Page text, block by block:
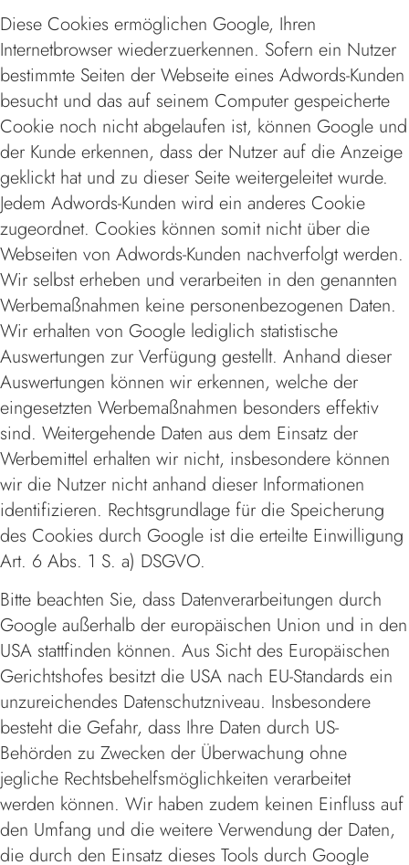
Diese Cookies ermöglichen Google, Ihren
Internetbrowser wiederzuerkennen. Sofern ein Nutzer
bestimmte Seiten der Webseite eines Adwords-Kunden
besucht und das auf seinem Computer gespeicherte
Cookie noch nicht abgelaufen ist, können Google und
der Kunde erkennen, dass der Nutzer auf die Anzeige
geklickt hat und zu dieser Seite weitergeleitet wurde.
Jedem Adwords-Kunden wird ein anderes Cookie
zugeordnet. Cookies können somit nicht über die
Webseiten von Adwords-Kunden nachverfolgt werden.
Wir selbst erheben und verarbeiten in den genannten
Werbemaßnahmen keine personenbezogenen Daten.
Wir erhalten von Google lediglich statistische
Auswertungen zur Verfügung gestellt. Anhand dieser
Auswertungen können wir erkennen, welche der
eingesetzten Werbemaßnahmen besonders effektiv
sind. Weitergehende Daten aus dem Einsatz der
Werbemittel erhalten wir nicht, insbesondere können
wir die Nutzer nicht anhand dieser Informationen
identifizieren. Rechtsgrundlage für die Speicherung
des Cookies durch Google ist die erteilte Einwilligung
Art. 6 Abs. 1 S. a) DSGVO.
Bitte beachten Sie, dass Datenverarbeitungen durch
Google außerhalb der europäischen Union und in den
USA stattfinden können. Aus Sicht des Europäischen
Gerichtshofes besitzt die USA nach EU-Standards ein
unzureichendes Datenschutzniveau. Insbesondere
besteht die Gefahr, dass Ihre Daten durch US-
Behörden zu Zwecken der Überwachung ohne
jegliche Rechtsbehelfsmöglichkeiten verarbeitet
werden können. Wir haben zudem keinen Einfluss auf
den Umfang und die weitere Verwendung der Daten,
die durch den Einsatz dieses Tools durch Google